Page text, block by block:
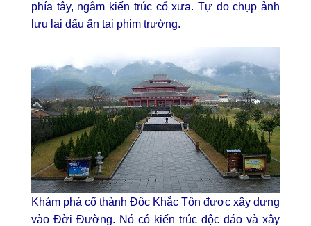
phía tây, ngắm kiến trúc cổ xưa. Tự do chụp ảnh
lưu lại dấu ấn tại phim trường.
Khám phá cổ thành Độc Khắc Tôn được xây dựng
vào Đời Đường. Nó có kiến trúc độc đáo và xây